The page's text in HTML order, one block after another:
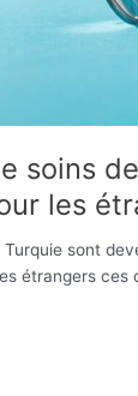
soins
les
sont
étrangers ces